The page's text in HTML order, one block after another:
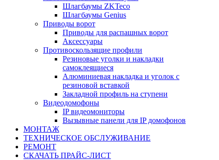
Шлагбаумы ZKTeco
Шлагбаумы Genius
Приводы ворот
Приводы для распашных ворот
Аксессуары
Противоскользящие профили
Резиновые уголки и накладки
самоклеящиеся
Алюминиевая накладка и уголок с
резиновой вставкой
Закладной профиль на ступени
Видеодомофоны
IP видеомониторы
Вызывные панели для IP домофонов
МОНТАЖ
ТЕХНИЧЕСКОЕ ОБСЛУЖИВАНИЕ
РЕМОНТ
СКАЧАТЬ ПРАЙС-ЛИСТ